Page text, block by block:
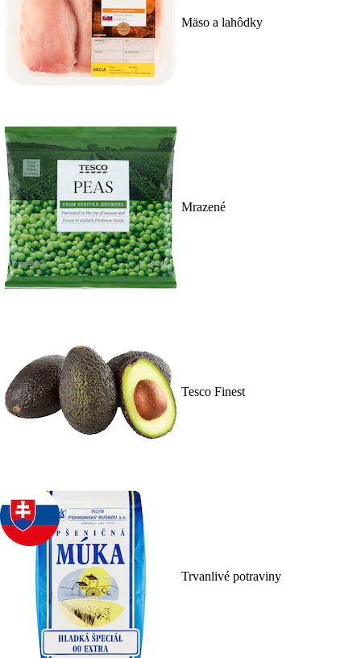
Mäso a lahôdky
Mrazené
Tesco Finest
Trvanlivé potraviny